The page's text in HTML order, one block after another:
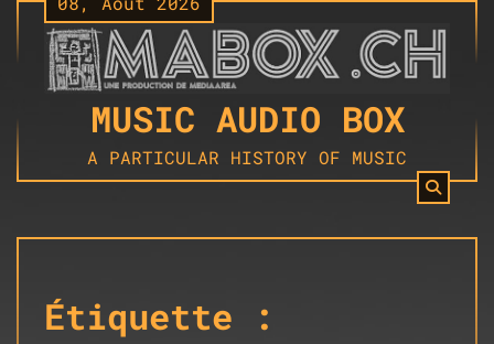
Skip
to
content
MUSIC AUDIO BOX
A PARTICULAR HISTORY OF MUSIC
Étiquette :